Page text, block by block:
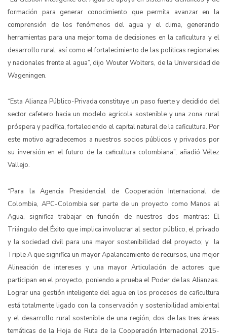
formación para generar conocimiento que permita avanzar en la
comprensión de los fenómenos del agua y el clima, generando
herramientas para una mejor toma de decisiones en la caficultura y el
desarrollo rural, así como el fortalecimiento de las políticas regionales
y nacionales frente al agua”, dijo Wouter Wolters, de la Universidad de
Wageningen.
“Esta Alianza Público-Privada constituye un paso fuerte y decidido del
sector cafetero hacia un modelo agrícola sostenible y una zona rural
próspera y pacífica, fortaleciendo el capital natural de la caficultura. Por
este motivo agradecemos a nuestros socios públicos y privados por
su inversión en el futuro de la caficultura colombiana”, añadió Vélez
Vallejo.
“Para la Agencia Presidencial de Cooperación Internacional de
Colombia, APC-Colombia ser parte de un proyecto como Manos al
Agua, significa trabajar en función de nuestros dos mantras: El
Triángulo del Éxito que implica involucrar al sector público, el privado
y la sociedad civil para una mayor sostenibilidad del proyecto; y la
Triple A que significa un mayor Apalancamiento de recursos, una mejor
Alineación de intereses y una mayor Articulación de actores que
participan en el proyecto, poniendo a prueba el Poder de las Alianzas.
Lograr una gestión inteligente del agua en los procesos de caficultura
está totalmente ligado con la conservación y sostenibilidad ambiental
y el desarrollo rural sostenible de una región, dos de las tres áreas
temáticas de la Hoja de Ruta de la Cooperación Internacional 2015-